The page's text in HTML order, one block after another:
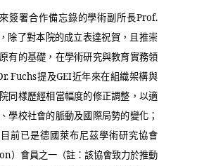
簽署合作備忘錄的學術副所長Prof.
除了對本院的成立表達祝賀，且推崇
有的基礎，在學術研究與教育實務領
Fuchs提及GEI近年來在組織架構與
同樣歷經相當幅度的修正調整，以適
學校社會的脈動及國際局勢的變化；
目前已是德國萊布尼茲學術研究協會
）會員之一（註：該協會致力於推動